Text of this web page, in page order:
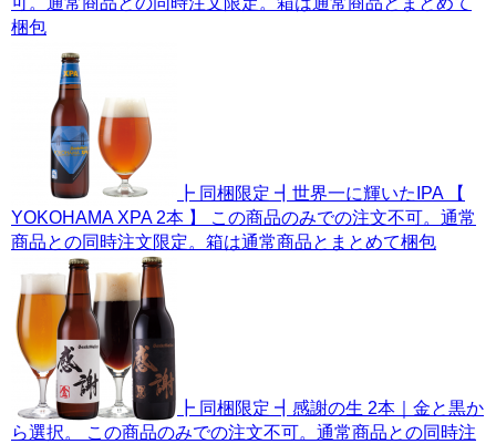
梱包
┣ 同梱限定 ┫世界一に輝いたIPA 【
YOKOHAMA XPA 2本 】 この商品のみでの注文不可。通常
商品との同時注文限定。箱は通常商品とまとめて梱包
┣ 同梱限定 ┫感謝の生 2本｜金と黒か
ら選択。 この商品のみでの注文不可。通常商品との同時注